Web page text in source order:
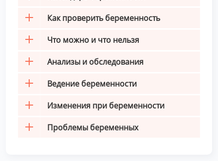
Как проверить беременность
Что можно и что нельзя
Анализы и обследования
Ведение беременности
Изменения при беременности
Проблемы беременных